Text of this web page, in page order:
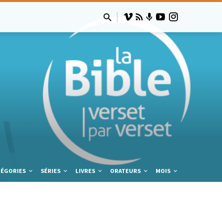
SÉRIES LIVRES ORATEURS MOIS